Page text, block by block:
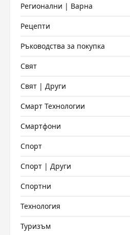
Регионални | Варна
Рецепти
Ръководства за покупка
Свят
Свят | Други
Смарт Технологии
Смартфони
Спорт
Спорт | Други
Спортни
Технология
Туризъм